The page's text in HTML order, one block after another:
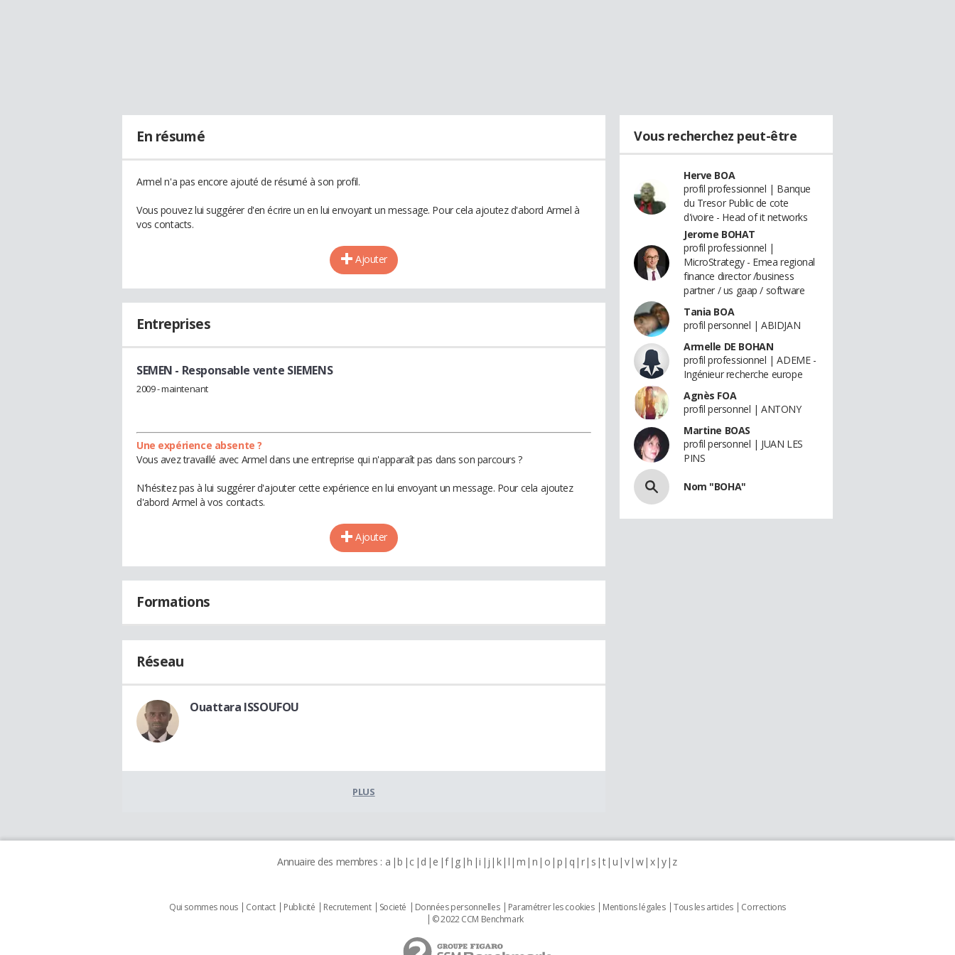
En résumé
Armel n'a pas encore ajouté de résumé à son profil.
Vous pouvez lui suggérer d'en écrire un en lui envoyant un message. Pour cela ajoutez d'abord Armel à
vos contacts.
Ajouter
Entreprises
SEMEN - Responsable vente SIEMENS
2009 - maintenant
Une expérience absente ?
Vous avez travaillé avec Armel dans une entreprise qui n'apparaît pas dans son parcours ?
N'hésitez pas à lui suggérer d'ajouter cette expérience en lui envoyant un message. Pour cela ajoutez
d'abord Armel à vos contacts.
Ajouter
Formations
Réseau
Ouattara ISSOUFOU
PLUS
Vous recherchez peut-être
Herve BOA
profil professionnel | Banque
du Tresor Public de cote
d'ivoire - Head of it networks
Jerome BOHAT
profil professionnel |
MicroStrategy - Emea regional
finance director /business
partner / us gaap / software
Tania BOA
profil personnel | ABIDJAN
Armelle DE BOHAN
profil professionnel | ADEME -
Ingénieur recherche europe
Agnès FOA
profil personnel | ANTONY
Martine BOAS
profil personnel | JUAN LES
PINS
Nom "BOHA"
Annuaire des membres : a b c d e f g h i j k l m n o p q r s t u v w x y z
Qui sommes nous Contact Publicité Recrutement Societé Données personnelles Paramétrer les cookies Mentions légales Tous les articles
Corrections
© 2022 CCM Benchmark